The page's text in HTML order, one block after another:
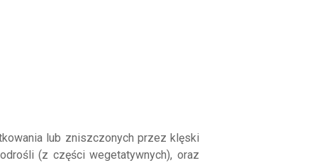
lub zniszczonych przez klęski
(z części wegetatywnych), oraz